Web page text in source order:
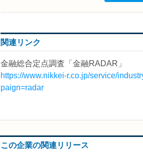
関連リンク
金融総合定点調査「金融RADAR」
https://www.nikkei-r.co.jp/service/
paign=radar
この企業の関連リリース